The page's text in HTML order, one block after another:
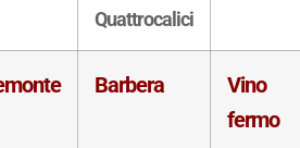
Quattrocalici
Barbera
Vino
fermo